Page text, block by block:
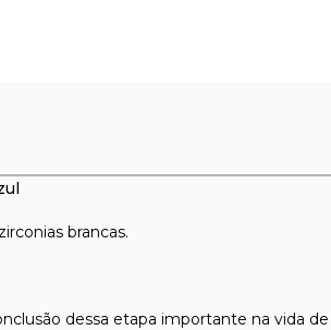
brancas.
dessa etapa importante na vida